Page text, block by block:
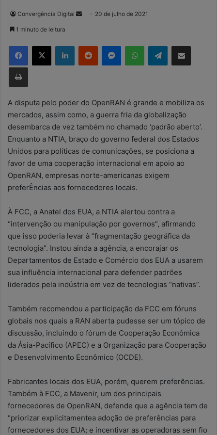
Convergência Digital
d
-
m
a
i
l
20 de julho de 2021
1 minuto de leitura
Telegram
A disputa pelo poder do OpenRAN é grande e mobiliza os
mercados, assim como, a guerra fria da globalização
desembarca de vez também no chamado ‘padrão aberto’.
Enquanto a NTIA, braço do governo federal dos Estados
Unidos para políticas de comunicações, se posiciona a
favor de uma cooperação internacional em apoio ao
OpenRAN, empresas norte-americanas exigem
preferÊncias aos fornecedores locais.
À FCC, a Anatel dos EUA, a NTIA alertou contra a
“intervenção ou manipulação por governos”, afirmando
que isso poderia levar à “fragmentação geográfica da
tecnologia”. Instou ainda a agência, a encorajar os
Departamentos de Estado e Comércio dos EUA a usarem
sua influência internacional para defender padrões
liderados pela indústria em vez de tecnologias “nativas”.
Também recomendou a participação da FCC em fóruns
globais nos quais a RAN aberta pudesse ser um tópico de
discussão, incluindo o fórum de Cooperação Econômica
da Ásia-Pacífico (APEC) e a Organização para Cooperação
e Desenvolvimento Econômico (OCDE).
Fabricantes locais dos EUA, porém, querem preferências.
Também à FCC, a Mavenir, um dos principais
fornecedores de OpenRAN, defende que a agência tem de
“priorizar explicitamentea adoção de preferências para
fornecedores dos EUA; e incentivar as operadoras sem fio